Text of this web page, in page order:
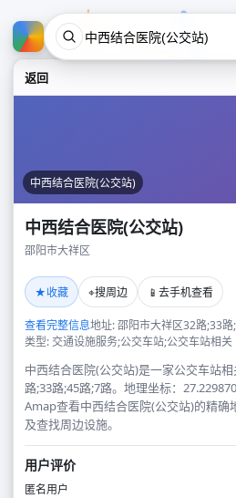
返回
中西结合医院(公交站)
中西结合医院(公交站)
邵阳市大祥区
★收藏 ⌖搜周边 📱 去手机查看
查看完整信息地址: 邵阳市大祥区32路;33
类型: 交通设施服务;公交车站;公交车站相关
中西结合医院(公交站)是一家公交车站
路;33路;45路;7路。地理坐标：
Amap查看中西结合医院(公交站)的精确
及查找周边设施。
用户评价
匿名用户